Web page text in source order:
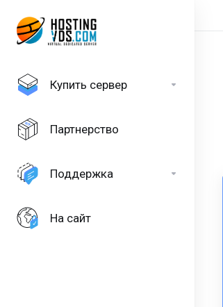
Купить сервер
Партнерство
Поддержка
На сайт